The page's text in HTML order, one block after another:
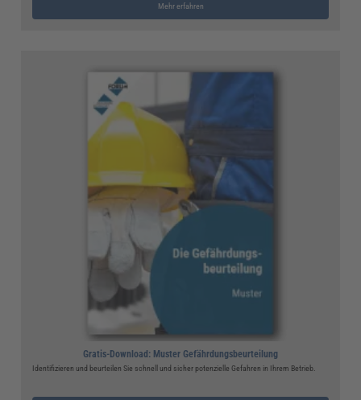
Mehr erfahren
Gratis-Download: Muster Gefährdungsbeurteilung
Identifizieren und beurteilen Sie schnell und sicher potenzielle Gefahren in Ihrem Betrieb.